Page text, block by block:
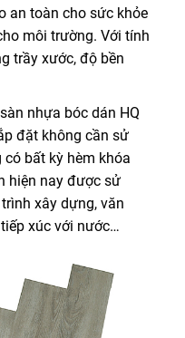
an toàn cho sức khỏe
môi trường. Với tính
trầy xước, độ bền
nhựa bóc dán HQ
đặt không cần sử
có bất kỳ hèm khóa
hiện nay được sử
xây dựng, văn
xúc với nước…